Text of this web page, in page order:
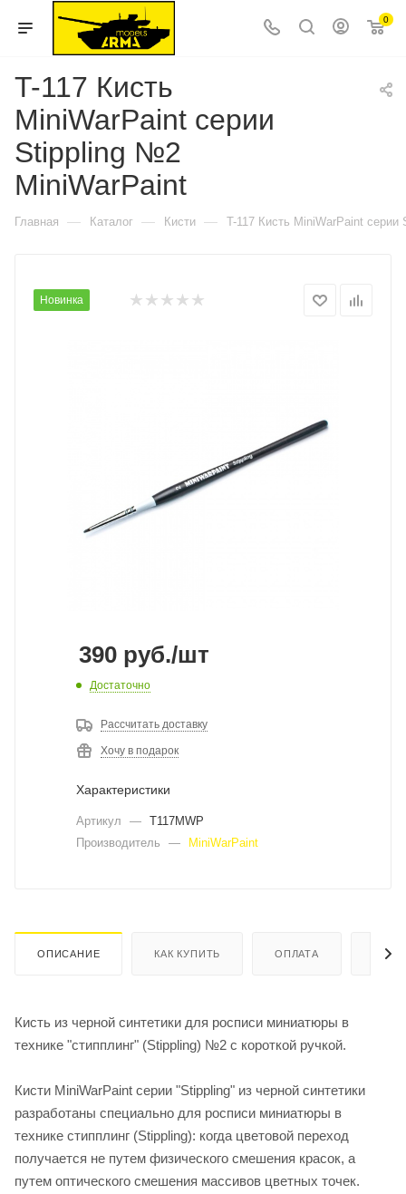
0
T-117 Кисть
MiniWarPaint серии
Stippling №2
MiniWarPaint
Главная — Каталог — Кисти — T-117 Кисть MiniWarPaint
Новинка
390 руб./шт
Достаточно
Рассчитать доставку
Хочу в подарок
Характеристики
Артикул — T117MWP
Производитель
— MiniWarPaint
ОПИСАНИЕ КАК КУПИТЬ ОПЛАТА
Кисть из черной синтетики для росписи миниатюры в
технике "стипплинг" (Stippling) №2 с короткой ручкой.
Кисти MiniWarPaint серии "Stippling" из черной синтетики
разработаны специально для росписи миниатюры в
технике стипплинг (Stippling): когда цветовой переход
получается не путем физического смешения красок, а
путем оптического смешения массивов цветных точек.